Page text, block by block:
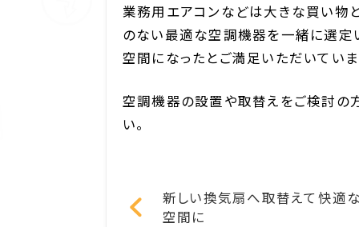
業務用エアコンなどは大きな買い物
のない最適な空調機器を一緒に選定
空間になったとご満足いただいていま
空調機器の設置や取替えをご検討の
い。
新しい換気扇へ取替えて快適
空間に